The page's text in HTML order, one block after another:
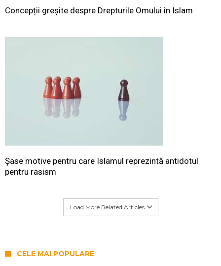
Concepții greșite despre Drepturile Omului în Islam
Șase motive pentru care Islamul reprezintă antidotul
pentru rasism
Load More Related Articles
CELE MAI POPULARE